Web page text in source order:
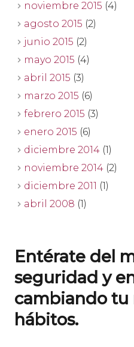
noviembre 2015 (4)
agosto 2015 (2)
junio 2015 (2)
mayo 2015 (4)
abril 2015 (3)
marzo 2015 (6)
febrero 2015 (3)
enero 2015 (6)
diciembre 2014 (1)
noviembre 2014 (2)
diciembre 2011 (1)
abril 2008 (1)
Entérate del
seguridad y
cambiando tu
hábitos.